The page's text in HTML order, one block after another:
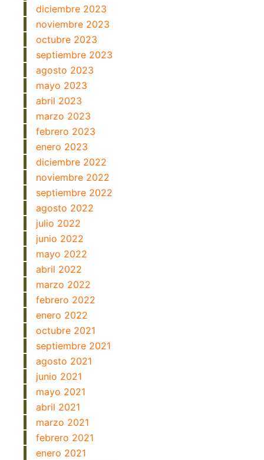
diciembre 2023
noviembre 2023
octubre 2023
septiembre 2023
agosto 2023
mayo 2023
abril 2023
marzo 2023
febrero 2023
enero 2023
diciembre 2022
noviembre 2022
septiembre 2022
agosto 2022
julio 2022
junio 2022
mayo 2022
abril 2022
marzo 2022
febrero 2022
enero 2022
octubre 2021
septiembre 2021
agosto 2021
junio 2021
mayo 2021
abril 2021
marzo 2021
febrero 2021
enero 2021